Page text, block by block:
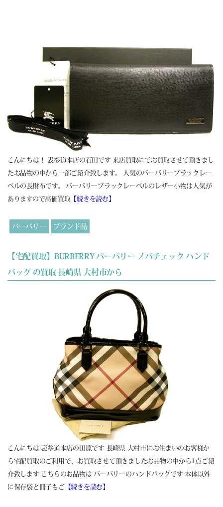
こんにちは！ 表参道本店の石田です 来店買取にてお買取させて頂きまし
たお品物の中から一部ご紹介致します。 人気のバーバリーブラックレー
ベルの長財布です。 バーバリーブラックレーベルのレザー小物は人気が
ありますので高価買取 【続きを読む】
バーバリー ブランド品
【宅配買取】BURBERRY バーバリー ノバチェック ハンド
バッグ の買取 長崎県 大村市から
こんにちは 表参道本店の田原です 長崎県 大村市にお住まいのお客様か
ら宅配買取のご利用で、お買取させて頂きましたお品物の中から1点ご紹
介致します こちらのお品物は バーバリーのハンドバッグです 本体以外
に保存袋と冊子もご
【続きを読む】